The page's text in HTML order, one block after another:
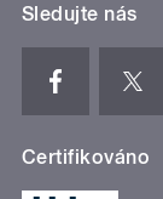
Sledujte nás
Certifikováno